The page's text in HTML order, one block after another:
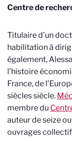
Centre de
Titulaire d’un
habilitation à
également,
l’histoire
France, de
sièclessiècle.
membre du
auteur de seize
ouvrages